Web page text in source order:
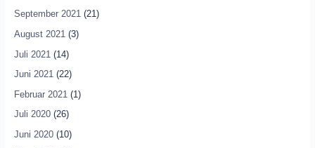
September 2021(21)
August 2021 (3)
Juli 2021 (14)
Juni 2021(22)
Februar 2021 (1)
Juli 2020(26)
Juni 2020(10)